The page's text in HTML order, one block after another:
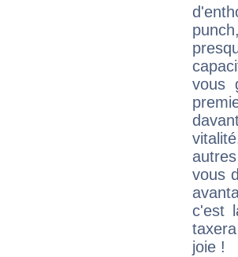
vous
vous
c'est
joie !